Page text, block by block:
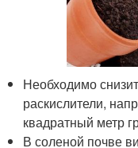
Необходимо
раскислители,
квадратный метр
В соленой почве